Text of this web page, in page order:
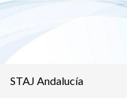
STAJ Andalucía